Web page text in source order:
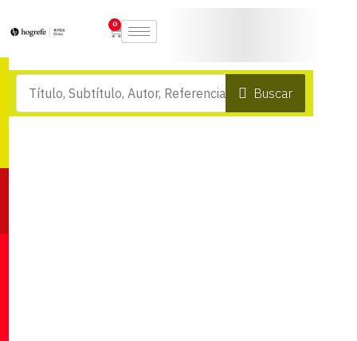
0
Buscar